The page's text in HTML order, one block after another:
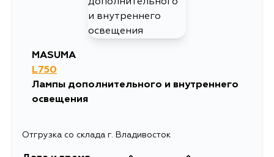
MASUMA
L750
Лампы дополнительного и внутреннего
освещения
Отгрузка со склада г. Владивосток